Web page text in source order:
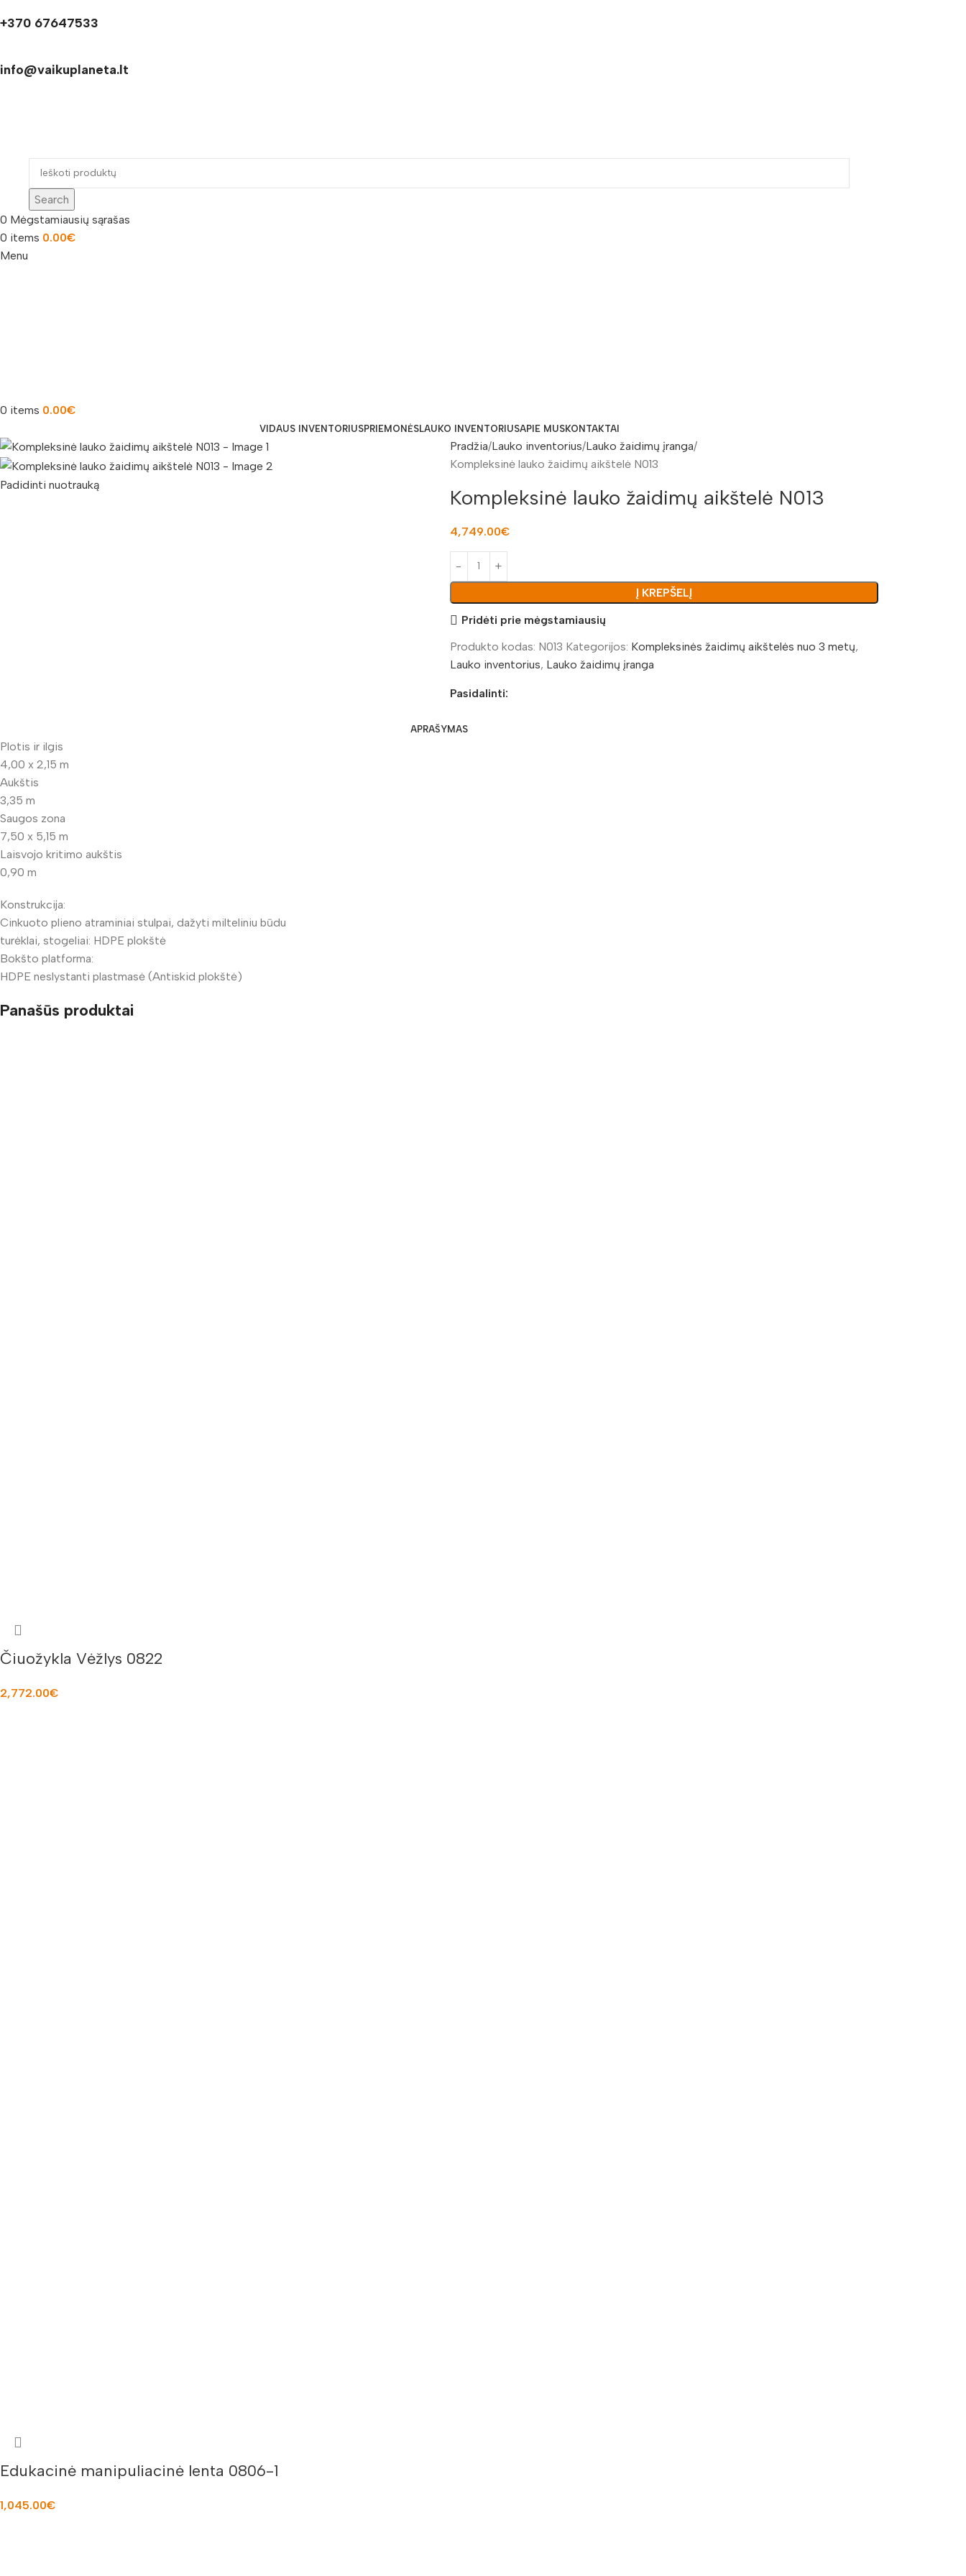
+370 67647533
info@vaikuplaneta.lt
Search
0 Mėgstamiausių sąrašas
0 items 0.00€
Menu
0 items 0.00€
VIDAUS INVENTORIUSPRIEMONĖSLAUKO INVENTORIUSAPIE MUSKONTAKTAI
Padidinti nuotrauką
Pradžia Lauko inventorius Lauko žaidimų įranga
Kompleksinė lauko žaidimų aikštelė N013
Kompleksinė lauko žaidimų aikštelė N013
4,749.00€
Į KREPŠELĮ
Pridėti prie mėgstamiausių
Produkto kodas: N013 Kategorijos: Kompleksinės žaidimų aikštelės nuo 3 metų,
Lauko inventorius, Lauko žaidimų įranga
Pasidalinti:
APRAŠYMAS
Plotis ir ilgis
4,00 x 2,15 m
Aukštis
3,35 m
Saugos zona
7,50 x 5,15 m
Laisvojo kritimo aukštis
0,90 m
Konstrukcija:
Cinkuoto plieno atraminiai stulpai, dažyti milteliniu būdu
turėklai, stogeliai: HDPE plokštė
Bokšto platforma:
HDPE neslystanti plastmasė (Antiskid plokštė)
Panašūs produktai
Čiuožykla Vėžlys 0822
2,772.00€
Edukacinė manipuliacinė lenta 0806-1
1,045.00€